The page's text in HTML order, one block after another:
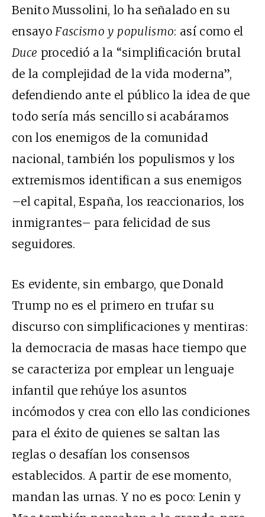
Benito Mussolini, lo ha señalado en su
ensayo Fascismo y populismo: así como el
Duce procedió a la “simplificación brutal
de la complejidad de la vida moderna”,
defendiendo ante el público la idea de que
todo sería más sencillo si acabáramos
con los enemigos de la comunidad
nacional, también los populismos y los
extremismos identifican a sus enemigos
–el capital, España, los reaccionarios, los
inmigrantes– para felicidad de sus
seguidores.
Es evidente, sin embargo, que Donald
Trump no es el primero en trufar su
discurso con simplificaciones y mentiras:
la democracia de masas hace tiempo que
se caracteriza por emplear un lenguaje
infantil que rehúye los asuntos
incómodos y crea con ello las condiciones
para el éxito de quienes se saltan las
reglas o desafían los consensos
establecidos. A partir de ese momento,
mandan las urnas. Y no es poco: Lenin y